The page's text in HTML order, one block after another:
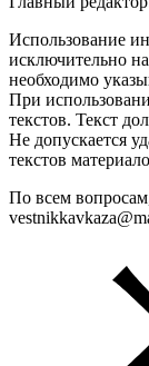
Использование
исключительно
необходимо
При
текстов. Текст
Не допускается
текстов
По всем